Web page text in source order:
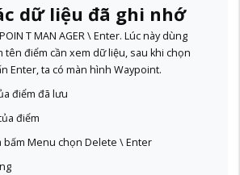
dữ liệu đã ghi nhớ
T MAN AGER \ Enter. Lúc này dùng
tên điểm cần xem dữ liệu, sau khi chọn
Enter, ta có màn hình Waypoint.
điểm đã lưu
điểm
bấm Menu chọn Delete \ Enter